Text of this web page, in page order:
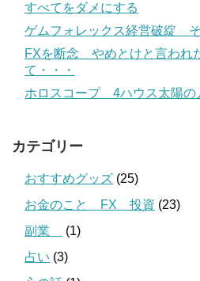
すべてをダメにする
ゲムフォレックス経営破綻
FXを断念 やめとけと言われ
て・・・
ホロスコープ 4ハウス太陽の
カテゴリー
おすすめグッズ (25)
お金のこと FX 投資 (23)
副業
(1)
占い (3)